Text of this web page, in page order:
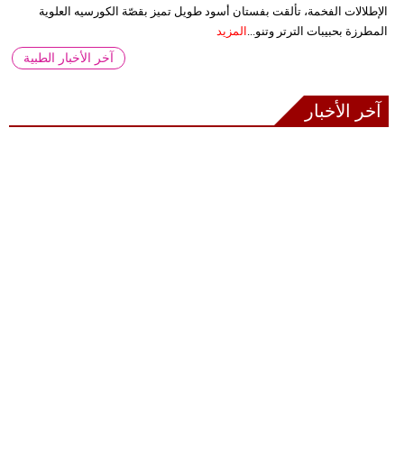
الإطلالات الفخمة، تألقت بفستان أسود طويل تميز بقصّة الكورسيه العلوية
المطرزة بحبيبات الترتر وتنو... المزيد
آخر الأخبار الطبية
آخر الأخبار